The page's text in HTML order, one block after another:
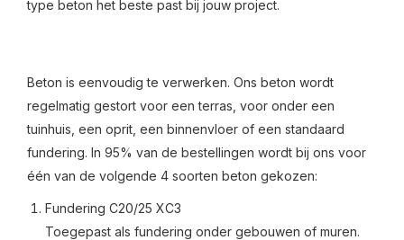
type beton het beste past bij jouw project.
Beton is eenvoudig te verwerken. Ons beton wordt
regelmatig gestort voor een terras, voor onder een
tuinhuis, een oprit, een binnenvloer of een standaard
fundering. In 95% van de bestellingen wordt bij ons voor
één van de volgende 4 soorten beton gekozen:
Fundering C20/25 XC3
Toegepast als fundering onder gebouwen of muren.